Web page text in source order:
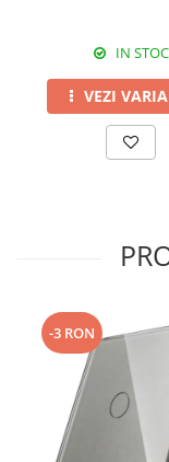
IN STOC
VEZI
-3 RON